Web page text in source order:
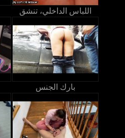
اللباس الداخلي، تنشق
بارك الجنس